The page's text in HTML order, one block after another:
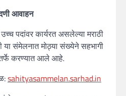
आवाहन
पदांवर कार्यरत असलेल्या मराठी
या संमेलनात मोठ्या संख्येने सहभागी
करण्यात आले आहे.
sahityasammelan.sarhad.in